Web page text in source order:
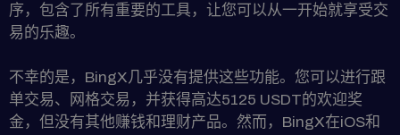
序，包含了所有重要的工具，让您可以从一开始就享受交
易的乐趣。
不幸的是，BingX几乎没有提供这些功能。您可以进行跟
单交易、网格交易，并获得高达5125 USDT的欢迎奖
金，但没有其他赚钱和理财产品。然而，BingX在iOS和